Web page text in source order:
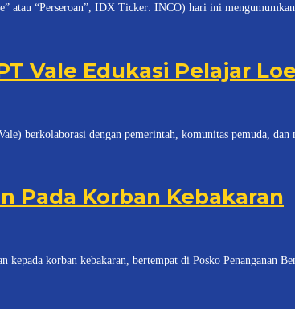
“Perseroan”, IDX Ticker: INCO) hari ini
Vale Edukasi Pelajar
berkolaborasi dengan pemerintah, komunitas pemuda, dan
Pada Korban Kebakaran
korban kebakaran, bertempat di Posko Penanganan